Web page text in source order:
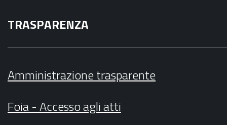
TRASPARENZA
Amministrazione trasparente
Foia - Accesso agli atti